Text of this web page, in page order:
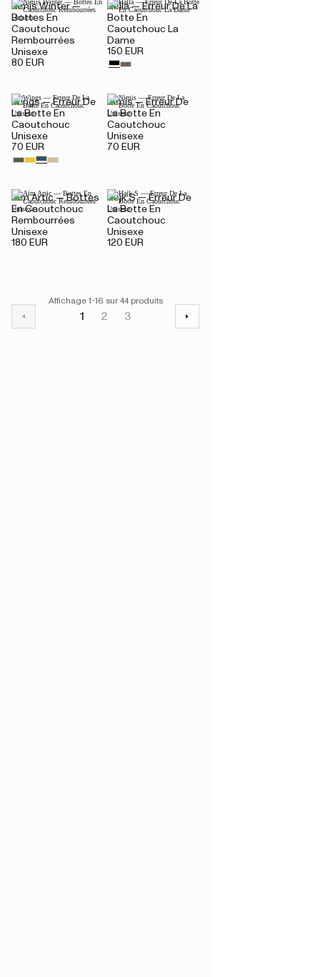
Nimis Winter —
Bottes En
Caoutchouc
Rembourrées
Unisexe
80 EUR
Halla — Erreur De La
Botte En
Caoutchouc La
Dame
150 EUR
Wings — Erreur De
La Botte En
Caoutchouc
Unisexe
70 EUR
Nimis — Erreur De
La Botte En
Caoutchouc
Unisexe
70 EUR
Aim Artic — Bottes
En Caoutchouc
Rembourrées
Unisexe
180 EUR
Hajk S — Erreur De
La Botte En
Caoutchouc
Unisexe
120 EUR
Affichage 1-16 sur 44 produits
1 2 3